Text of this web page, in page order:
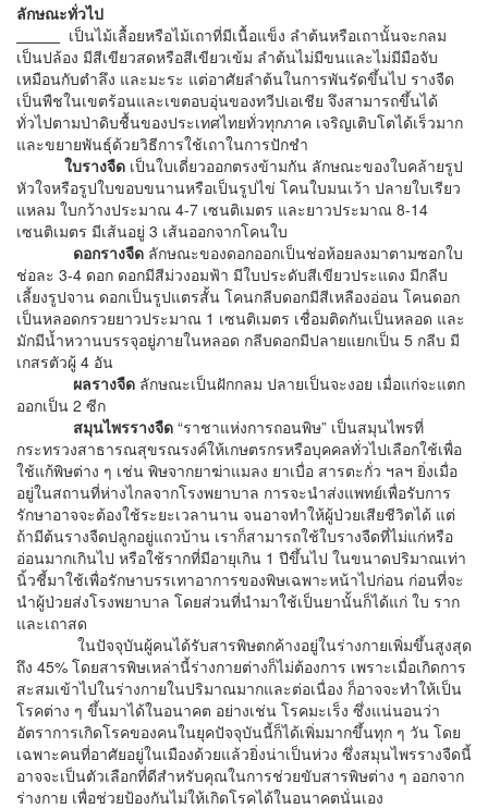
ลักษณะทั่วไป
เป็นไม้เลื้อยหรือไม้เถาที่มีเนื้อแข็ง ลำต้นหรือเถานั้นจะกลม
เป็นปล้อง มีสีเขียวสดหรือสีเขียวเข้ม ลำต้นไม่มีขนและไม่มีมือจับ
เหมือนกับตำลึง และมะระ แต่อาศัยลำต้นในการพันรัดขึ้นไป รางจืด
เป็นพืชในเขตร้อนและเขตอบอุ่นของทวีปเอเชีย จึงสามารถขึ้นได้
ทั่วไปตามป่าดิบชื้นของประเทศไทยทั่วทุกภาค เจริญเติบโตได้เร็วมาก
และขยายพันธุ์ด้วยวิธีการใช้เถาในการปักชำ
ใบรางจืด เป็นใบเดี่ยวออกตรงข้ามกัน ลักษณะของใบคล้ายรูป
หัวใจหรือรูปใบขอบขนานหรือเป็นรูปไข่ โคนใบมนเว้า ปลายใบเรียว
แหลม ใบกว้างประมาณ 4-7 เซนติเมตร และยาวประมาณ 8-14
เซนติเมตร มีเส้นอยู่ 3 เส้นออกจากโคนใบ
ดอกรางจืด ลักษณะของดอกออกเป็นช่อห้อยลงมาตามซอกใบ
ช่อละ 3-4 ดอก ดอกมีสีม่วงอมฟ้า มีใบประดับสีเขียวประแดง มีกลีบ
เลี้ยงรูปจาน ดอกเป็นรูปแตรสั้น โคนกลีบดอกมีสีเหลืองอ่อน โคนดอก
เป็นหลอดกรวยยาวประมาณ 1 เซนติเมตร เชื่อมติดกันเป็นหลอด และ
มักมีน้ำหวานบรรจุอยู่ภายในหลอด กลีบดอกมีปลายแยกเป็น 5 กลีบ มี
เกสรตัวผู้ 4 อัน
ผลรางจืด ลักษณะเป็นฝักกลม ปลายเป็นจะงอย เมื่อแก่จะแตก
ออกเป็น 2 ซีก
สมุนไพรรางจืด “ราชาแห่งการถอนพิษ” เป็นสมุนไพรที่
กระทรวงสาธารณสุขรณรงค์ให้เกษตรกรหรือบุคคลทั่วไปเลือกใช้เพื่อ
ใช้แก้พิษต่าง ๆ เช่น พิษจากยาฆ่าแมลง ยาเบื่อ สารตะกั่ว ฯลฯ ยิ่งเมื่อ
อยู่ในสถานที่ห่างไกลจากโรงพยาบาล การจะนำส่งแพทย์เพื่อรับการ
รักษาอาจจะต้องใช้ระยะเวลานาน จนอาจทำให้ผู้ป่วยเสียชีวิตได้ แต่
ถ้ามีต้นรางจืดปลูกอยู่แถวบ้าน เราก็สามารถใช้ใบรางจืดที่ไม่แก่หรือ
อ่อนมากเกินไป หรือใช้รากที่มีอายุเกิน 1 ปีขึ้นไป ในขนาดปริมาณเท่า
นิ้วชี้มาใช้เพื่อรักษาบรรเทาอาการของพิษเฉพาะหน้าไปก่อน ก่อนที่จะ
นำผู้ป่วยส่งโรงพยาบาล โดยส่วนที่นำมาใช้เป็นยานั้นก็ได้แก่ ใบ ราก
และเถาสด
ในปัจจุบันผู้คนได้รับสารพิษตกค้างอยู่ในร่างกายเพิ่มขึ้นสูงสุด
ถึง 45% โดยสารพิษเหล่านี้ร่างกายต่างก็ไม่ต้องการ เพราะเมื่อเกิดการ
สะสมเข้าไปในร่างกายในปริมาณมากและต่อเนื่อง ก็อาจจะทำให้เป็น
โรคต่าง ๆ ขึ้นมาได้ในอนาคต อย่างเช่น โรคมะเร็ง ซึ่งแน่นอนว่า
อัตราการเกิดโรคของคนในยุคปัจจุบันนี้ก็ได้เพิ่มมากขึ้นทุก ๆ วัน โดย
เฉพาะคนที่อาศัยอยู่ในเมืองด้วยแล้วยิ่งน่าเป็นห่วง ซึ่งสมุนไพรรางจืดนี้
อาจจะเป็นตัวเลือกที่ดีสำหรับคุณในการช่วยขับสารพิษต่าง ๆ ออกจาก
ร่างกาย เพื่อช่วยป้องกันไม่ให้เกิดโรคได้ในอนาคตนั่นเอง